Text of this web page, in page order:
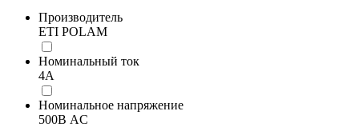
Производитель
ETI POLAM
Номинальный ток
4А
Номинальное напряжение
500В AC